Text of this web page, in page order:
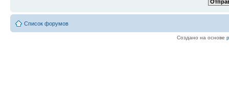
Список форумов
Создано на основе